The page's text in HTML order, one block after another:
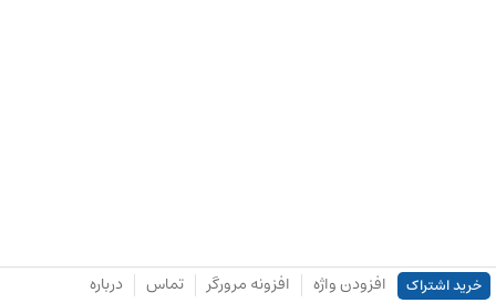
خرید اشتراک افزودن واژه افزونه مرورگر تماس درباره